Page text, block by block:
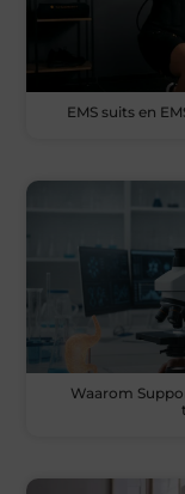
EMS suits en
Waarom